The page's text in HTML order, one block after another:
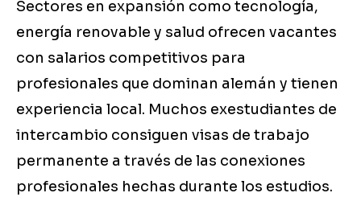
Sectores en expansión como tecnología,
energía renovable y salud ofrecen vacantes
con salarios competitivos para
profesionales que dominan alemán y tienen
experiencia local. Muchos exestudiantes de
intercambio consiguen visas de trabajo
permanente a través de las conexiones
profesionales hechas durante los estudios.